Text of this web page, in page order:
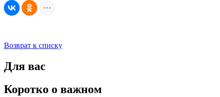
Возврат к списку
Для вас
Коротко о важном